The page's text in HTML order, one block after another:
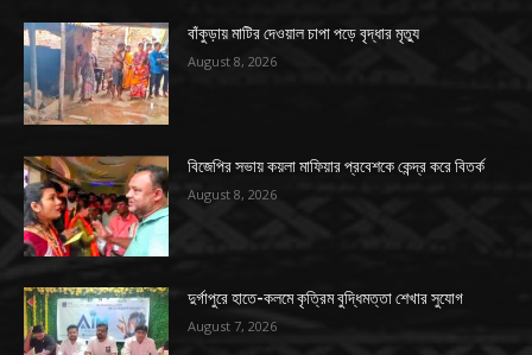
বাঁকুড়ায় মাটির দেওয়াল চাপা পড়ে বৃদ্ধার মৃত্যু
August 8, 2026
বিজেপির সভায় কয়লা মাফিয়ার প্রবেশকে কেন্দ্র করে বিতর্ক
August 8, 2026
দুর্গাপুরে হাতে-কলমে কৃত্রিম বুদ্ধিমত্তা শেখার সুযোগ
August 7, 2026